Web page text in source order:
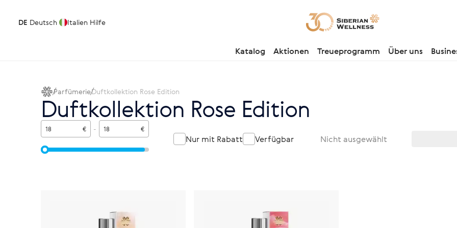
DE Deutsch Italien Hilfe
Katalog Aktionen Treueprogramm Über uns
ParfümerieDuftkollektion Rose Edition
Duftkollektion Rose Edition
Nicht ausgewählt
€ - €
Nur mit Rabatt Verfügbar